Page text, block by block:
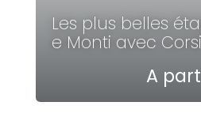
Les plus belles
e Monti avec
A